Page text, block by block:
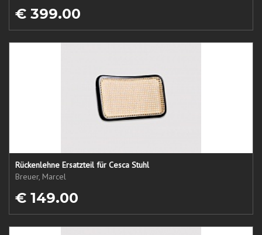
€ 399.00
Rückenlehne Ersatzteil für Cesca Stuhl
Breuer, Marcel
€ 149.00